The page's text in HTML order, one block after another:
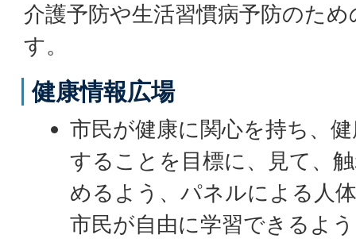
介護予防や生活習慣病予防のた
す。
健康情報広場
市民が健康に関心を持ち、
することを目標に、見て、
めるよう、パネルによる人
市民が自由に学習できるよ